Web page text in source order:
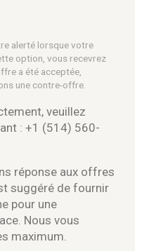
alerté lorsque votre
option, vous recevrez
a été acceptée,
une contre-offre.
veuillez
: +1 (514) 560-
réponse aux offres
suggéré de fournir
pour une
Nous vous
maximum.